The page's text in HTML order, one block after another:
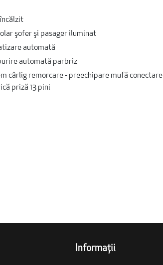
încălzit
şofer şi pasager iluminat
automată
automată parbriz
cârlig remorcare - preechipare mufă conectare
priză 13 pini
Informații